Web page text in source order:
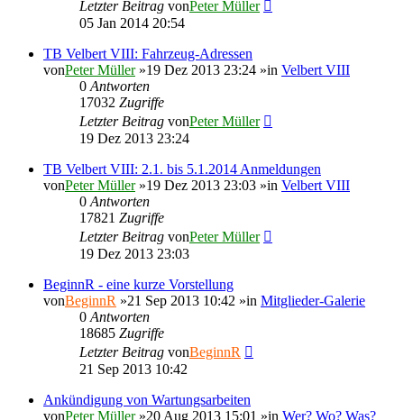
Letzter Beitrag vonPeter Müller
05 Jan 2014 20:54
TB Velbert VIII: Fahrzeug-Adressen
vonPeter Müller»19 Dez 2013 23:24 »in Velbert VIII
0 Antworten
17032 Zugriffe
Letzter Beitrag vonPeter Müller
19 Dez 2013 23:24
TB Velbert VIII: 2.1. bis 5.1.2014 Anmeldungen
vonPeter Müller»19 Dez 2013 23:03 »in Velbert VIII
0 Antworten
17821 Zugriffe
Letzter Beitrag vonPeter Müller
19 Dez 2013 23:03
BeginnR - eine kurze Vorstellung
vonBeginnR »21 Sep 2013 10:42 »in Mitglieder-Galerie
0 Antworten
18685 Zugriffe
Letzter Beitrag vonBeginnR
21 Sep 2013 10:42
Ankündigung von Wartungsarbeiten
vonPeter Müller»20 Aug 2013 15:01 »in Wer? Wo? Was?